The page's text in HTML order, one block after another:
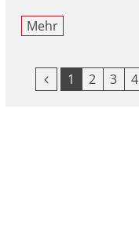
Mehr
Vorherige Seite
1 2 3 4